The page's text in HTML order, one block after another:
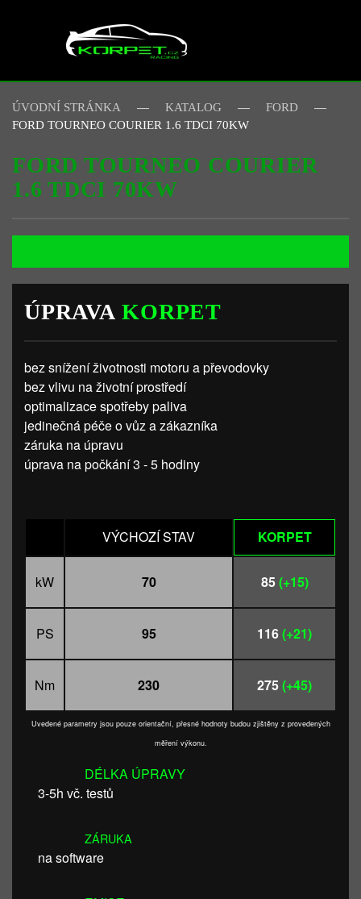
Skip to main content
ÚVODNÍ STRÁNKA KATALOG
FORD
FORD TOURNEO COURIER 1.6 TDCI 70KW
FORD TOURNEO COURIER
1.6 TDCI 70KW
ÚPRAVAKORPET
bez snížení životnosti motoru a převodovky
bez vlivu na životní prostředí
optimalizace spotřeby paliva
jedinečná péče o vůz a zákazníka
záruka na úpravu
úprava na počkání 3 - 5 hodiny
VÝCHOZÍ STAV KORPET
kW 70 85(+15)
PS 95 116(+21)
Nm 230 275(+45)
Uvedené parametry jsou pouze orientační, přesné hodnoty budou zjištěny z provedených
měření výkonu.
DÉLKA ÚPRAVY
3-5h vč. testů
ZÁRUKA
na software